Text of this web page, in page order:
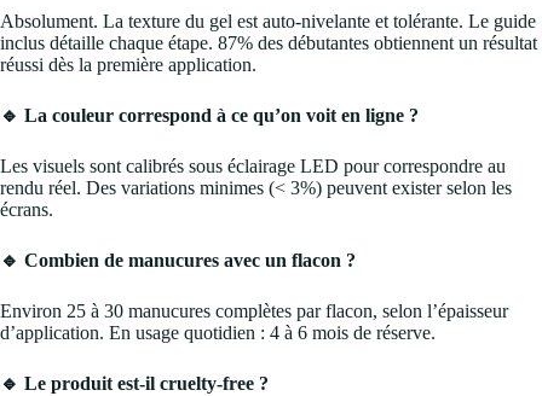
Absolument. La texture du gel est auto-nivelante et tolérante. Le guide
inclus détaille chaque étape. 87% des débutantes obtiennent un résultat
réussi dès la première application.
🔹 La couleur correspond à ce qu’on voit en ligne ?
Les visuels sont calibrés sous éclairage LED pour correspondre au
rendu réel. Des variations minimes (< 3%) peuvent exister selon les
écrans.
🔹 Combien de manucures avec un flacon ?
Environ 25 à 30 manucures complètes par flacon, selon l’épaisseur
d’application. En usage quotidien : 4 à 6 mois de réserve.
🔹 Le produit est-il cruelty-free ?